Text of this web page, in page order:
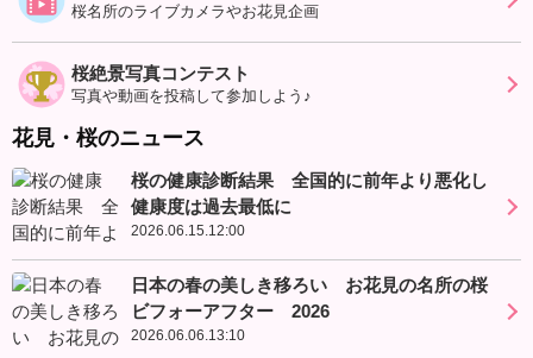
桜名所のライブカメラやお花見企画
桜絶景写真コンテスト
写真や動画を投稿して参加しよう♪
花見・桜のニュース
桜の健康診断結果 全国的に前年より悪化し
健康度は過去最低に
2026.06.15.12:00
日本の春の美しき移ろい お花見の名所の桜
ビフォーアフター 2026
2026.06.06.13:10